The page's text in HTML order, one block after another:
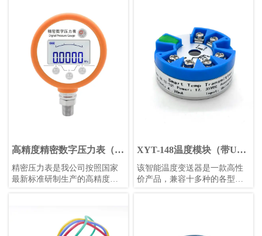
想选择。
高精度精密数字压力表（白
色表盘）
精密压力表是我公司按照国家
最新标准研制生产的高精度智
XYT-148温度模块（带USB
调试）
​该智能温度变送器是一款高性
价产品，兼容十多种的各型热